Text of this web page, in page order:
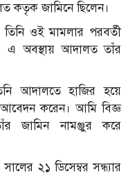
কতৃক জামিনে ছিলেন।
ওই মামলার পরবর্তী
এ অবস্থায় আদালত তাঁর
আদালতে হাজির হয়ে
করেন। আমি বিজ্ঞ
জামিন নামঞ্জুর করে
২১ ডিসেম্বর সন্ধ্যার